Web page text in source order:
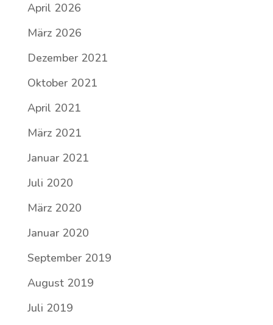
April 2026
März 2026
Dezember 2021
Oktober 2021
April 2021
März 2021
Januar 2021
Juli 2020
März 2020
Januar 2020
September 2019
August 2019
Juli 2019